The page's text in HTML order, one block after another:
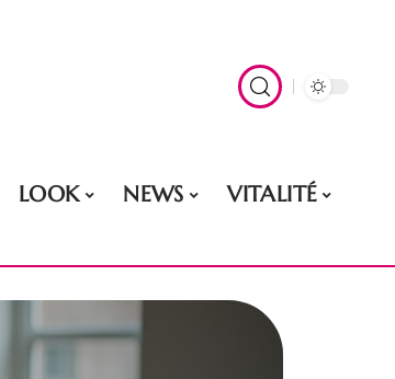
LOOK NEWS
VITALITÉ